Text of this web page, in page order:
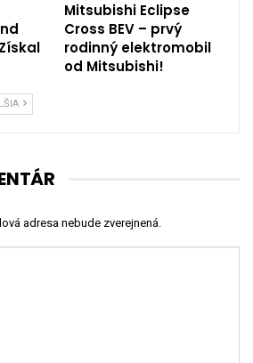
Mitsubishi Eclipse
Cross BEV – prvý
rodinný elektromobil
od Mitsubishi!
adresa nebude zverejnená.